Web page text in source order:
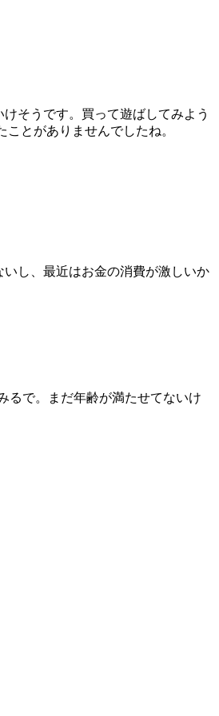
そうです。買って遊ばしてみよう
とがありませんでしたね。
し、最近はお金の消費が激しいか
るで。まだ年齢が満たせてないけ